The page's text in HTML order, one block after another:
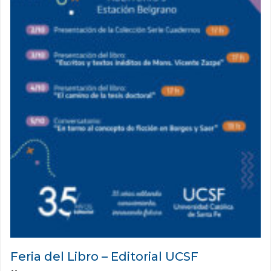
Feria del Libro – Editorial UCSF